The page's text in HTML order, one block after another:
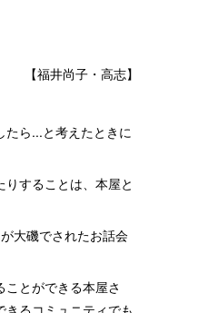
【福井尚子・高志】
たら...と考えたときに
することは、本屋と
大磯でされたお話会
とができる本屋さ